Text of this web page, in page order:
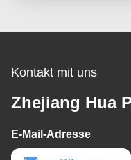
Kontakt mit uns
Zhejiang Hua
E-Mail-Adresse